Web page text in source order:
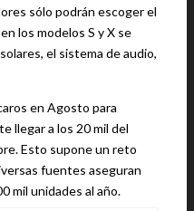
sólo podrán escoger el
los modelos S y X se
el sistema de audio,
en Agosto para
llegar a los 20 mil del
Esto supone un reto
fuentes aseguran
mil unidades al año.